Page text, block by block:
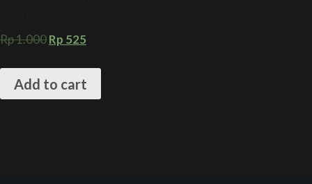
Rp1.000Rp 525
Add to cart